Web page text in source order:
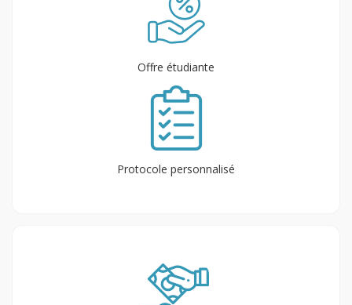
Offre étudiante
Protocole personnalisé